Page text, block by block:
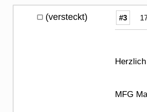
(versteckt) #3
Herzlich
MFG